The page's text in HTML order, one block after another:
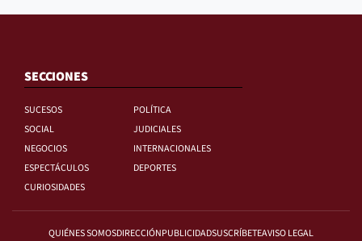
SECCIONES
SUCESOS
POLÍTICA
SOCIAL
JUDICIALES
NEGOCIOS
INTERNACIONALES
ESPECTÁCULOS
DEPORTES
CURIOSIDADES
QUIÉNES SOMOSDIRECCIÓNPUBLICIDADSUSCRÍBETEAVISO LEGAL